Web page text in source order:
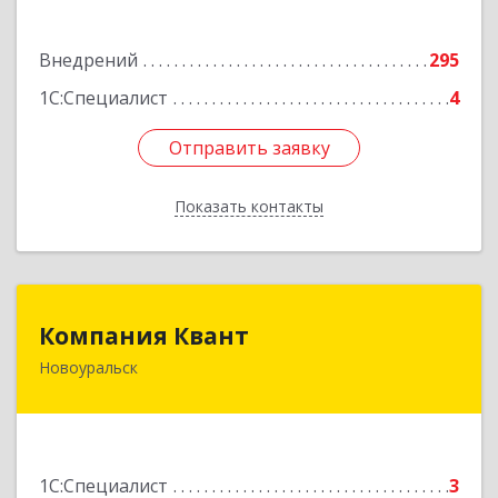
Внедрений
295
1С:Специалист
4
Отправить заявку
Показать контакты
Отправить заявку
Назад
Компания Квант
Новоуральск
1С:Специалист 3
624130, Свердловская обл, Новоуральск г,